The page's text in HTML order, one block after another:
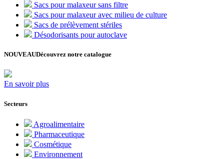
Sacs pour malaxeur sans filtre
Sacs pour malaxeur avec milieu de culture
Sacs de prélèvement stériles
Désodorisants pour autoclave
NOUVEAUDécouvrez notre catalogue
En savoir plus
Secteurs
Agroalimentaire
Pharmaceutique
Cosmétique
Environnement